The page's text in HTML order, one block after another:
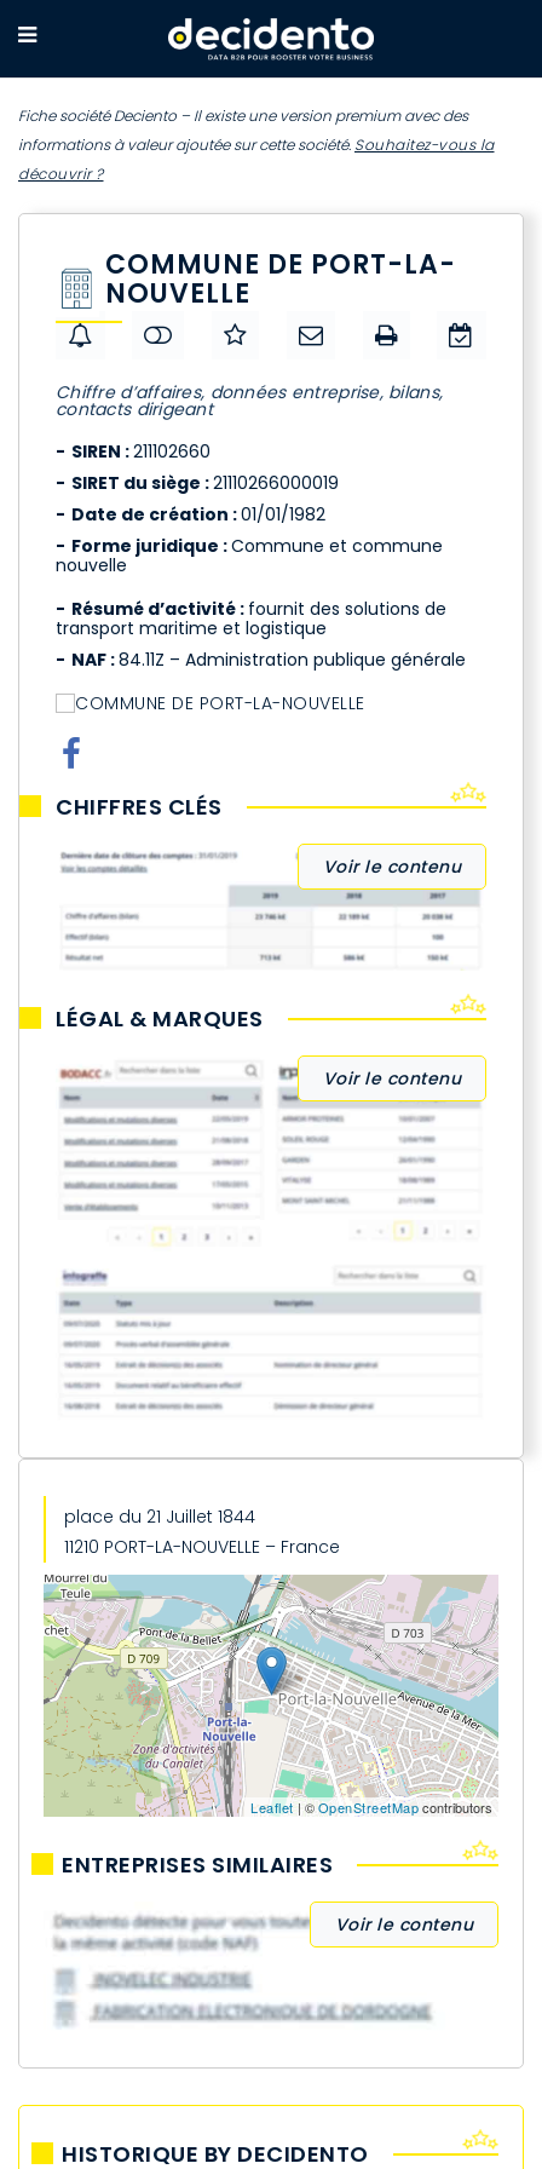
Fiche société Deciento – Il existe une version premium avec des
informations à valeur ajoutée sur cette société. Souhaitez-vous la
découvrir ?
COMMUNE DE PORT-LA-
NOUVELLE
Chiffre d’affaires, données entreprise, bilans,
contacts dirigeant
SIREN :211102660
SIRET du siège :21110266000019
Date de création :01/01/1982
Forme juridique :Commune et commune
nouvelle
Résumé d’activité : fournit des solutions de
transport maritime et logistique
NAF :84.11Z – Administration publique générale
CHIFFRES CLÉS
Voir le contenu
LÉGAL & MARQUES
Voir le contenu
place du 21 Juillet 1844
11210 PORT-LA-NOUVELLE – France
Leaflet | ©OpenStreetMapcontributors
ENTREPRISES SIMILAIRES
Voir le contenu
HISTORIQUE BY DECIDENTO